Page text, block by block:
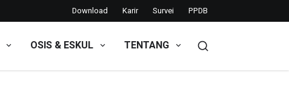
Download Karir Survei PPDB
OSIS & ESKUL TENTANG